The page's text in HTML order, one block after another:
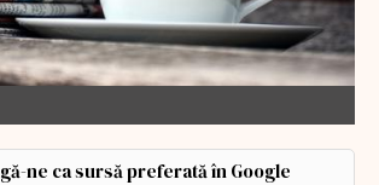
ne ca sursă preferată în Google